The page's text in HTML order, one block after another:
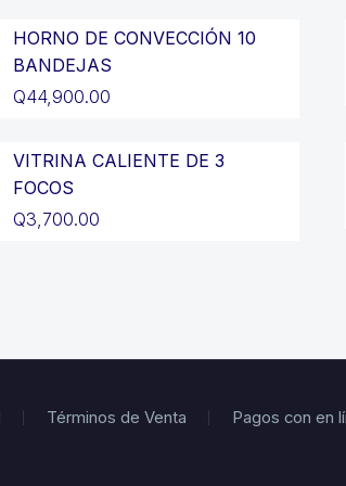
original
era:
Q2,700.00.
precio
actual
es:
HORNO DE CONVECCIÓN 10
BANDEJAS
Q44,900.00
VITRINA CALIENTE DE 3
FOCOS
Q3,700.00
Términos de Venta Pagos con en